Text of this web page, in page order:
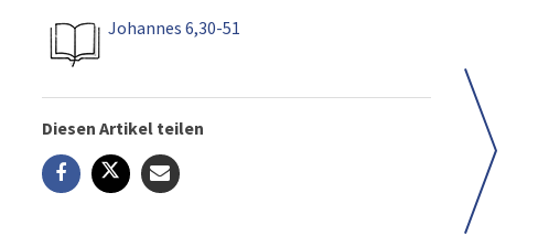
Johannes 6,30-51
Diesen Artikel teilen